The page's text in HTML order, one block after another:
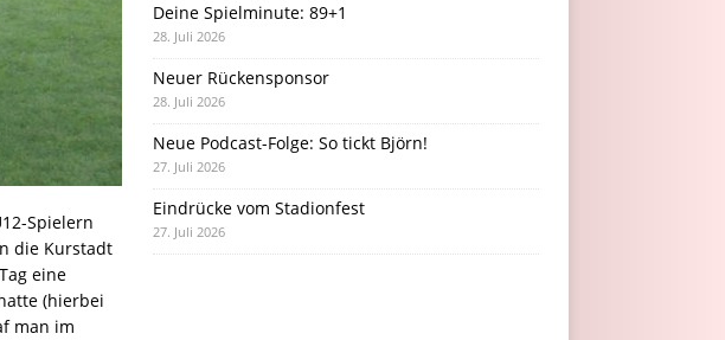
Spielern
die Kurstadt
eine
(hierbei
man im
Deine Spielminute: 89+1
28. Juli 2026
Neuer Rückensponsor
28. Juli 2026
Neue Podcast-Folge: So tickt Björn!
27. Juli 2026
Eindrücke vom Stadionfest
27. Juli 2026